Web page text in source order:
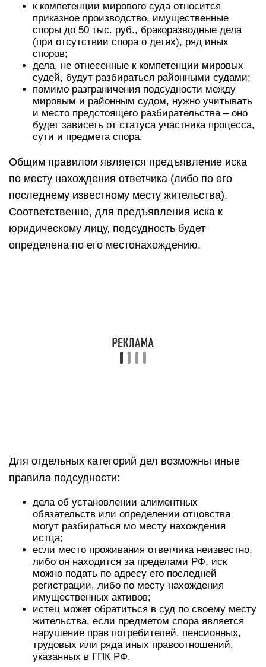
к компетенции мирового суда относится
приказное производство, имущественные
споры до 50 тыс. руб., бракоразводные дела
(при отсутствии спора о детях), ряд иных
споров;
дела, не отнесенные к компетенции мировых
судей, будут разбираться районными судами;
помимо разграничения подсудности между
мировым и районным судом, нужно учитывать
и место предстоящего разбирательства – оно
будет зависеть от статуса участника процесса,
сути и предмета спора.
Общим правилом является предъявление иска
по месту нахождения ответчика (либо по его
последнему известному месту жительства).
Соответственно, для предъявления иска к
юридическому лицу, подсудность будет
определена по его местонахождению.
Для отдельных категорий дел возможны иные
правила подсудности:
дела об установлении алиментных
обязательств или определении отцовства
могут разбираться мо месту нахождения
истца;
если место проживания ответчика неизвестно,
либо он находится за пределами РФ, иск
можно подать по адресу его последней
регистрации, либо по месту нахождения
имущественных активов;
истец может обратиться в суд по своему месту
жительства, если предметом спора является
нарушение прав потребителей, пенсионных,
трудовых или ряда иных правоотношений,
указанных в ГПК РФ.